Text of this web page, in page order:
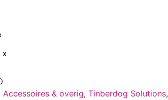
x
Accessoires & overig, Tinberdog Solutions,